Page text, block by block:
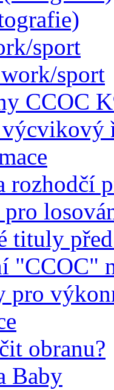
sport
sport
CCOC
rozhodčí
tituly
"CCOC"
pro
obranu?
Baby